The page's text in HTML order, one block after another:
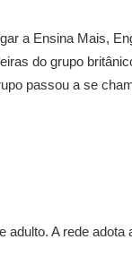
a Ensina Mais,
do grupo
passou a se
A rede adota